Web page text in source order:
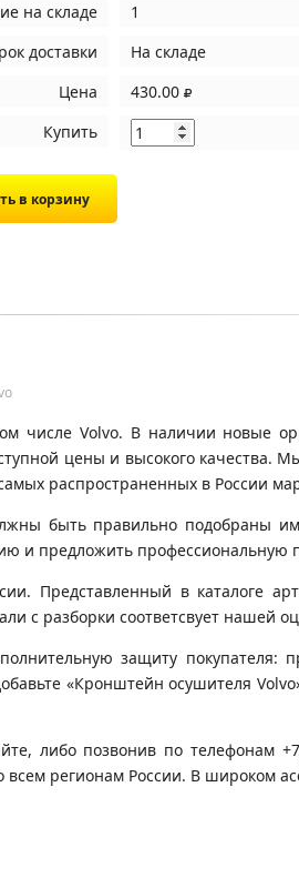
на складе
1
доставки
На складе
Цена
430.00
Купить
числе Volvo. В наличии новые
цены и высокого
распространенных в России
быть правильно подобраны
и предложить профессиональную
Представленный в каталоге
с разборки соответсвует нашей
защиту покупателя:
«Кронштейн осушителя
либо позвонив по телефонам
регионам России. В широком